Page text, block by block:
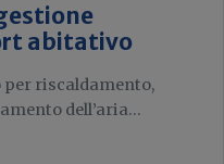
abitativo
riscaldamento,
dell’aria...